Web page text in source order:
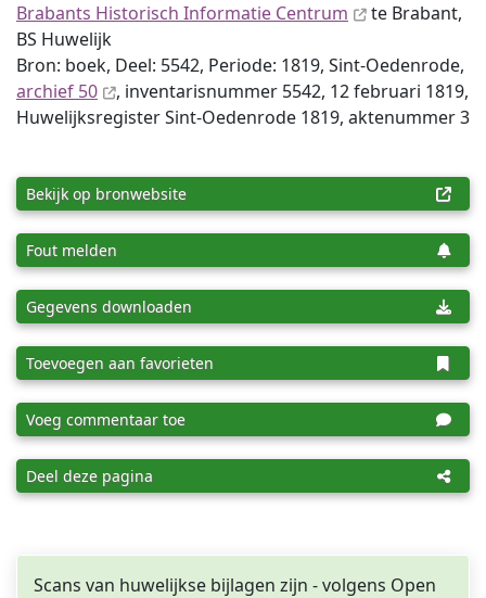
Brabants Historisch Informatie Centrum
te Brabant,
BS Huwelijk
Bron: boek, Deel: 5542, Periode: 1819, Sint-Oedenrode,
archief 50
, inventaris­num­mer 5542, 12 februari 1819,
Huwelijksregister Sint-Oedenrode 1819, aktenummer 3
Bekijk op bronwebsite
Fout melden
Gegevens downloaden
Toevoegen aan favorieten
Voeg commentaar toe
Deel deze pagina
Scans van huwelijkse bijlagen zijn - volgens Open